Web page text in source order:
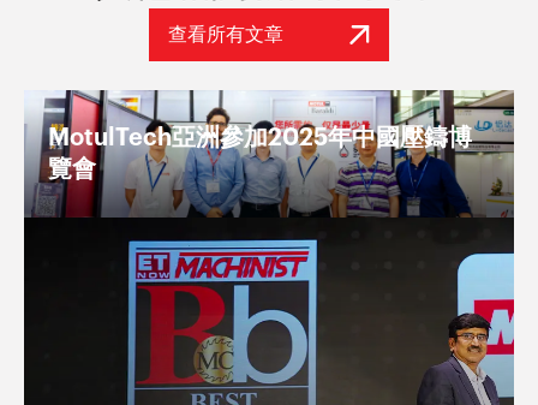
查看所有文章
MotulTech亞洲參加2025年中國壓鑄博
覽會